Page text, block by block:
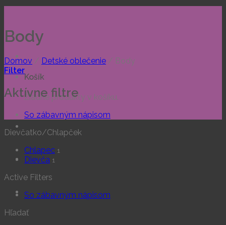
Košík
Žiadne produkty v košíku.
Body
Domov / Detské oblečenie / Body
Filter
Aktívne filtre
So zábavným nápisom
Dievčatko/Chlapček
Chlapec 1
Dievča 1
Active Filters
So zábavným nápisom
Hľadať